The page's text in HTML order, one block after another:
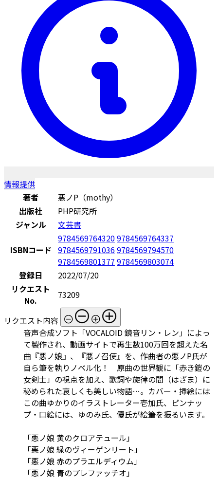
情報提供
著者
悪ノP（mothy）
出版社
PHP研究所
ジャンル
文芸書
ISBNコード
97845697643209784569764337
97845697910369784569794570
9784569801377 9784569803074
登録日
2022/07/20
リクエスト
No.
73209
リクエスト内容
音声合成ソフト「VOCALOID 鏡音リン・レン」によっ
て製作され、動画サイトで再生数100万回を超えた名
曲『悪ノ娘』、『悪ノ召使』を、作曲者の悪ノP氏が
自ら筆を執りノベル化！ 原曲の世界観に「赤き鎧の
女剣士」の視点を加え、歌詞や旋律の間（はざま）に
秘められた哀しくも美しい物語…。カバー・挿絵には
この曲ゆかりのイラストレーター壱加氏、ピンナッ
プ・口絵には、ゆのみ氏、優氏が絵筆を振るいます。
「悪ノ娘 黄のクロアテュール」
「悪ノ娘 緑のヴィーゲンリート」
「悪ノ娘 赤のプラエルディウム」
「悪ノ娘 青のプレファッチオ」